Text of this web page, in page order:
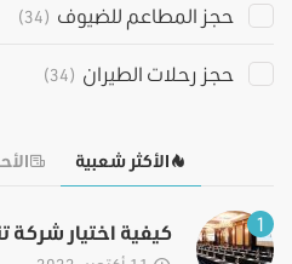
حجز المطاعم للضيوف (34)
حجز رحلات الطيران (34)
الأكثر شعبية
1 كيفية اختيار شركة